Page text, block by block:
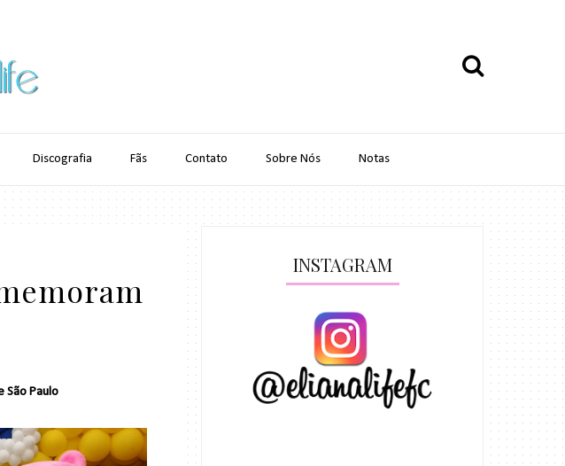
Discografia Fãs Contato Sobre Nós Notas
São Paulo
INSTAGRAM